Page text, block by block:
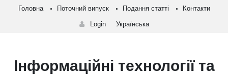
Головна Поточний випуск Подання статті Контакти
Login Українська
Інформаційні технології та